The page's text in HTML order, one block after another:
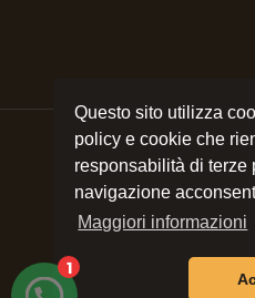
Questo sito utilizza
policy e cookie che
responsabilità di terze
navigazione
Maggiori informazioni
© 2021 All rights reserved
09053320157 | Sito e
Privacy e cookie
1